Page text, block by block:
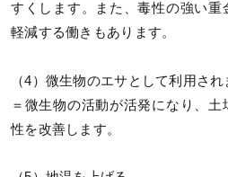
すくします。また、毒性の強い重
軽減する働きもあります。
（4）微生物のエサとして利用され
＝微生物の活動が活発になり、
性を改善します。